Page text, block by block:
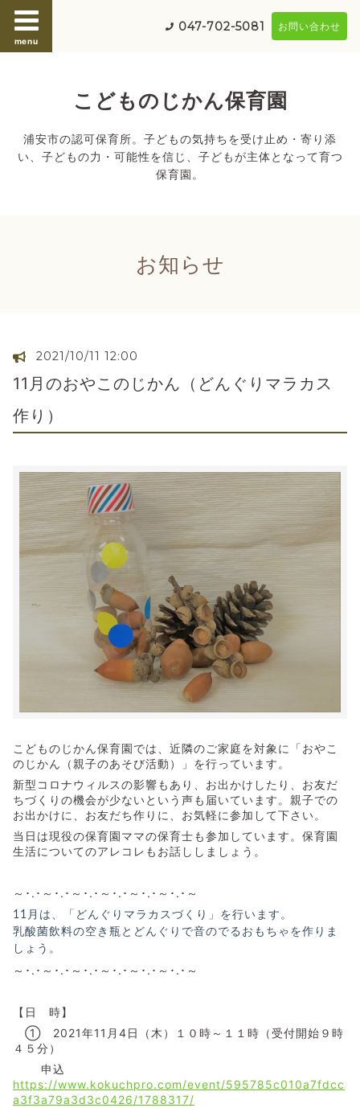
menu
047-702-5081 お問い合わせ
こどものじかん保育園
浦安市の認可保育所。子どもの気持ちを受け止め・寄り添
い、子どもの力・可能性を信じ、子どもが主体となって育つ
保育園。
お知らせ
2021/10/11 12:00
11月のおやこのじかん（どんぐりマラカス
作り）
こどものじかん保育園では、近隣のご家庭を対象に「おやこ
のじかん（親子のあそび活動）」を行っています。
新型コロナウィルスの影響もあり、お出かけしたり、お友だ
ちづくりの機会が少ないという声も届いています。親子での
お出かけに、お友だち作りに、お気軽に参加して下さい。
当日は現役の保育園ママの保育士も参加しています。保育園
生活についてのアレコレもお話ししましょう。
～･.･～･.･～･.･～･.･～･.･～･.･～
11月は、「どんぐりマラカスづくり」を行います。
乳酸菌飲料の空き瓶とどんぐりで音のでるおもちゃを作りま
しょう。
～･.･～･.･～･.･～･.･～･.･～･.･～
【日 時】
① 2021年11月4日（木）１０時～１１時（受付開始９時
４５分）
申込
https://www.kokuchpro.com/event/595785c010a7fdcc
a3f3a79a3d3c0426/1788317/